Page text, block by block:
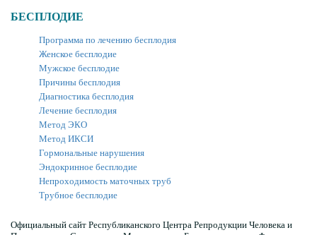
БЕСПЛОДИЕ
Программа по лечению бесплодия
Женское бесплодие
Мужское бесплодие
Причины бесплодия
Диагностика бесплодия
Лечение бесплодия
Метод ЭКО
Метод ИКСИ
Гормональные нарушения
Эндокринное бесплодие
Непроходимость маточных труб
Трубное бесплодие
Официальный сайт Республиканского Центра Репродукции Человека и